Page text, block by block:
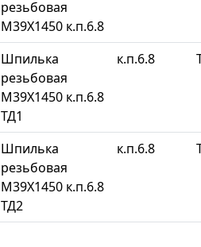
резьбовая
М39Х1450 к.п.6.8
Шпилька
резьбовая
М39Х1450 к.п.6.8
ТД1
к.п.6.8
Шпилька
резьбовая
М39Х1450 к.п.6.8
ТД2
к.п.6.8